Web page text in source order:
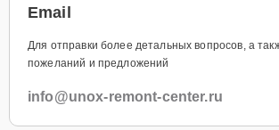
Email
Для отправки более детальных вопросов, а
пожеланий и предложений
info@unox-remont-center.ru